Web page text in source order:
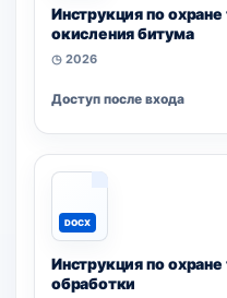
Инструкция по
окисления битума
◷ 2026
Доступ после входа
DOCX
Инструкция по
обработки